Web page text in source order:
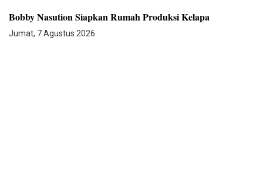
Bobby Nasution Siapkan Rumah Produksi Kelapa
Jumat, 7 Agustus 2026